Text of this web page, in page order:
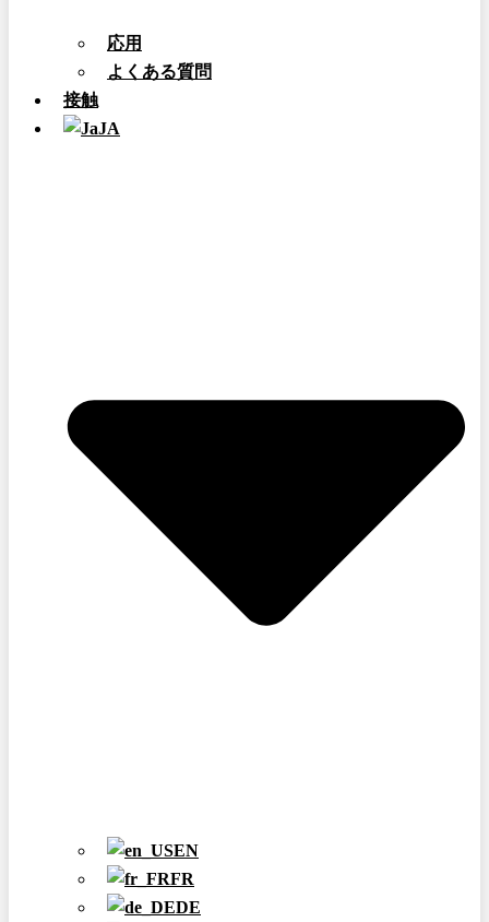
応用
よくある質問
接触
JA
EN
FR
DE